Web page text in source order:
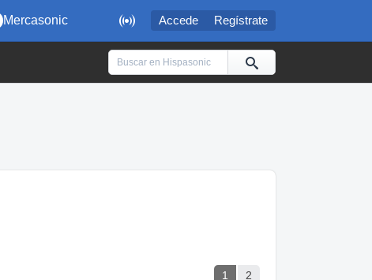
 Accede Regístrate
Mercasonic
1 2